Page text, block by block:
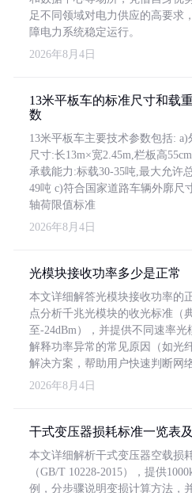
足不同领域对电力供应的高要求
障电力系统稳定运行。
2026年8月4日
13米平板车的标准尺寸和载
数
13米平板车主要技术参数包括: a)
尺寸:长13m×宽2.45m,栏板高
承载能力:标载30-35吨,最大允许
49吨 c)符合国家道路车辆外廓尺
轴荷限值标准
2026年8月4日
光模块接收功率多少是正常
本文详细解答光模块接收功率的
点分析千兆光模块的收光标准（
至-24dBm），并提供不同速率
解释功率异常的常见原因（如光
解决方案，帮助用户快速判断网
2026年8月4日
干式变压器损耗标准一览表
本文详细解析干式变压器空载损
（GB/T 10228-2015），提供
例，分步骤说明变损计算方法，